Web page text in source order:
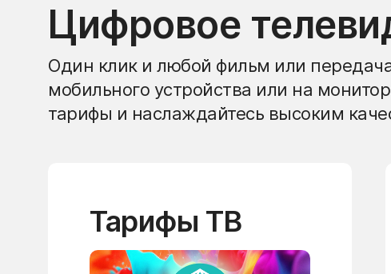
Цифровое
Один клик и любой фильм или
мобильного устройства или на
тарифы и наслаждайтесь высоким
Тарифы ТВ